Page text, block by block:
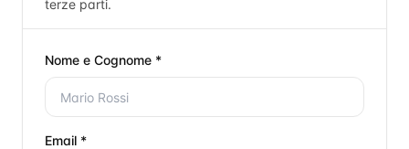
terze parti.
Nome e Cognome *
Email *